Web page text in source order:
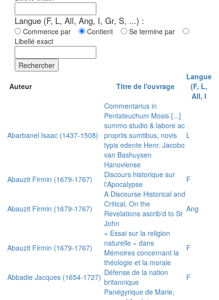
Langue (F, L, All, Ang, I, Gr, S, ...) :
Commence par Contient
Se termine par
Libellé exact
Rechercher
Auteur Titre de l'ouvrage
Langue
(F, L,
All, I
Abarbanel Isaac (1437-1508)
Commentarius in
Pentateuchum Mosis [...]
summo studio & labore ac
propriis sumtibus, novis
typis edente Henr. Jacobo
van Bashuysen
Hanoviense
L
Abauzit Firmin (1679-1767)
Discours historique sur
l'Apocalypse
F
Abauzit Firmin (1679-1767)
A Discourse Historical and
Critical, On the
Revelations ascrib'd to St
John
Ang
Abauzit Firmin (1679-1767)
« Essai sur la religion
naturelle » dans
Mémoires concernant la
théologie et la morale
F
Abbadie Jacques (1654-1727) Défense de la nation
britannique
F
Panégyrique de Marie,